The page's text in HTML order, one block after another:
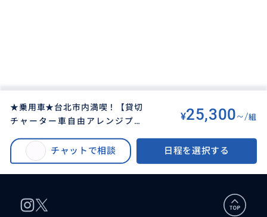
★乗用車★台北市内満喫！【貸切
チャーター車自由アレンジプラ
を自由プランで巡る６〜１０時間
プラン！
¥25,300~/組
チャットで相談 日程を選択する
台北市内満喫！【貸切チャーター車自由アレンジプラン】日本語ドライバー
で台北市内を自由プランで巡る６〜１０時間プラン！